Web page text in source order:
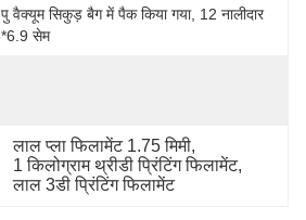
सिकुड़ बैग में पैक किया गया, 12 नालीदार
सेम
लाल प्ला फिलामेंट 1.75 मिमी,
1 किलोग्राम थ्रीडी प्रिंटिंग फिलामेंट,
लाल 3डी प्रिंटिंग फिलामेंट